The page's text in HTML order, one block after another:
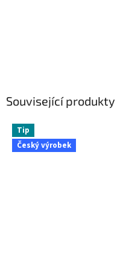
Související produkty
Tip
Český výrobek